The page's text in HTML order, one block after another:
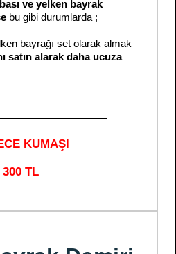
ve yelken bayrak
bu gibi durumlarda ;
bayrağı set olarak almak
satın alarak daha ucuza
KUMAŞI
300 TL